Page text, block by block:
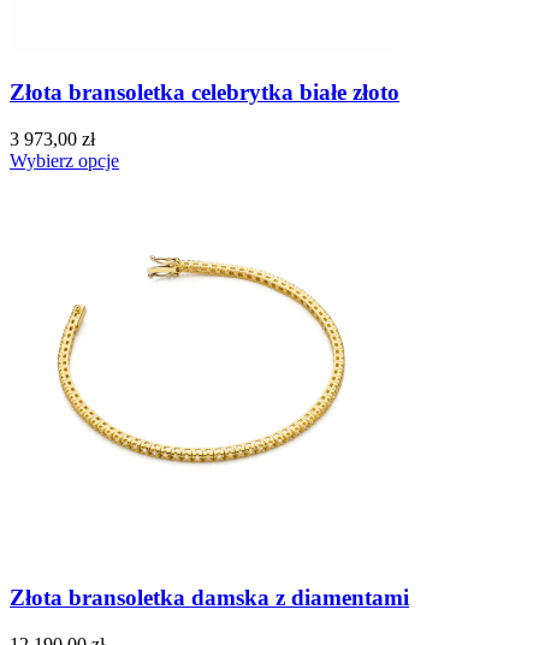
Złota bransoletka celebrytka białe złoto
3 973,00 zł
Wybierz opcje
Złota bransoletka damska z diamentami